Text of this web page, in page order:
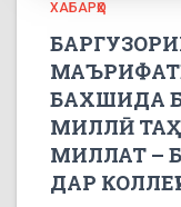
ХАБАРҲО
БАХШИДА
МИЛЛӢ
МИЛЛАТ –
ДАР